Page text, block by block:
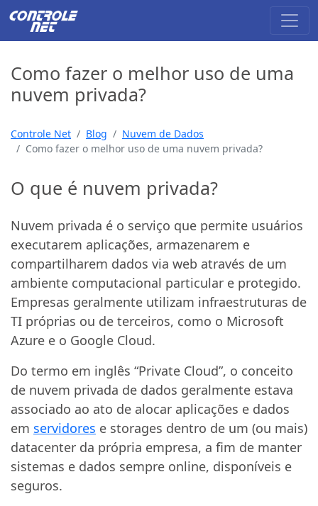
Como fazer o melhor uso de uma
nuvem privada?
Controle Net Blog
Nuvem de Dados
Como fazer o melhor uso de uma nuvem privada?
O que é nuvem privada?
Nuvem privada é o serviço que permite usuários
executarem aplicações, armazenarem e
compartilharem dados via web através de um
ambiente computacional particular e protegido.
Empresas geralmente utilizam infraestruturas de
TI próprias ou de terceiros, como o Microsoft
Azure e o Google Cloud.
Do termo em inglês “Private Cloud”, o conceito
de nuvem privada de dados geralmente estava
associado ao ato de alocar aplicações e dados
em servidores e storages dentro de um (ou mais)
datacenter da própria empresa, a fim de manter
sistemas e dados sempre online, disponíveis e
seguros.